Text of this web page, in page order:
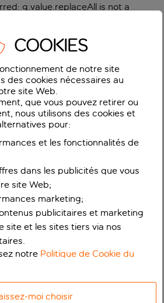
g.value.replaceAll is not a
COOKIES
de notre site
des cookies nécessaires au
site Web.
que vous pouvez retirer ou
nous utilisons des cookies et
pour:
et les fonctionnalités de
dans les publicités que vous
site Web;
marketing;
publicitaires et marketing
site et les sites tiers via nos
notre Politique de Cookie du
moi choisir